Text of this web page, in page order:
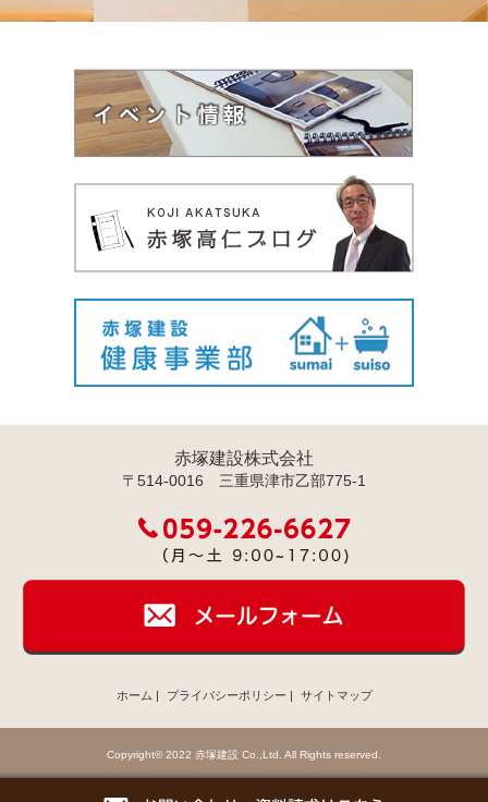
赤塚建設株式会社
〒514-0016 三重県津市乙部775-1
ホーム | プライバシーポリシー | サイトマップ
Copyright© 2022 赤塚建設 Co.,Ltd. All Rights reserved.